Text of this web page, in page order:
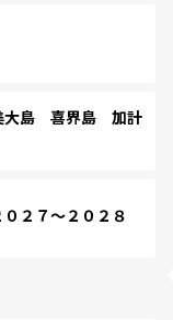
大島 喜界島 加計
２７～２０２８